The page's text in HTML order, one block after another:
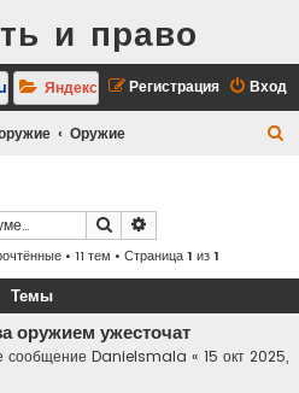
и право
Вход
Регистрация
Яндекс
Оружие
Поиск
• 11 тем • Страница1 из1
Темы
оружием ужесточат
сообщение Danielsmala « 15 окт 2025,